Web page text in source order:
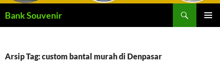
Bank Souvenir
Arsip Tag: custom bantal murah di Denpasar